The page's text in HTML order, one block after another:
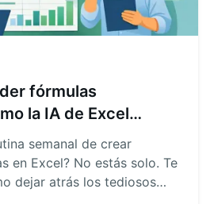
fórmulas
la IA de Excel
semanal de crear
en Excel? No estás solo. Te
dejar atrás los tediosos